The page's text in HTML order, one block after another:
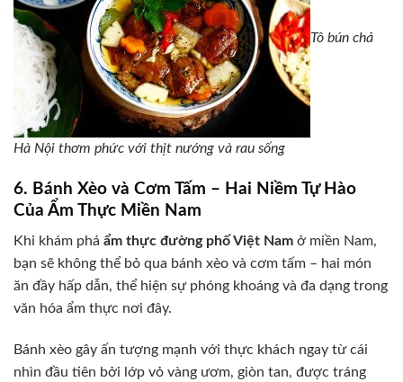
Tô bún chả
Hà Nội thơm phức với thịt nướng và rau sống
6. Bánh Xèo và Cơm Tấm – Hai Niềm Tự Hào
Của Ẩm Thực Miền Nam
Khi khám phá ẩm thực đường phố Việt Nam ở miền Nam,
bạn sẽ không thể bỏ qua bánh xèo và cơm tấm – hai món
ăn đầy hấp dẫn, thể hiện sự phóng khoáng và đa dạng trong
văn hóa ẩm thực nơi đây.
Bánh xèo gây ấn tượng mạnh với thực khách ngay từ cái
nhìn đầu tiên bởi lớp vỏ vàng ươm, giòn tan, được tráng